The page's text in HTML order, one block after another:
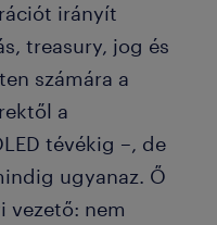
irányít
treasury, jog és
számára a
a
tévékig –, de
ugyanaz. Ő
vezető: nem